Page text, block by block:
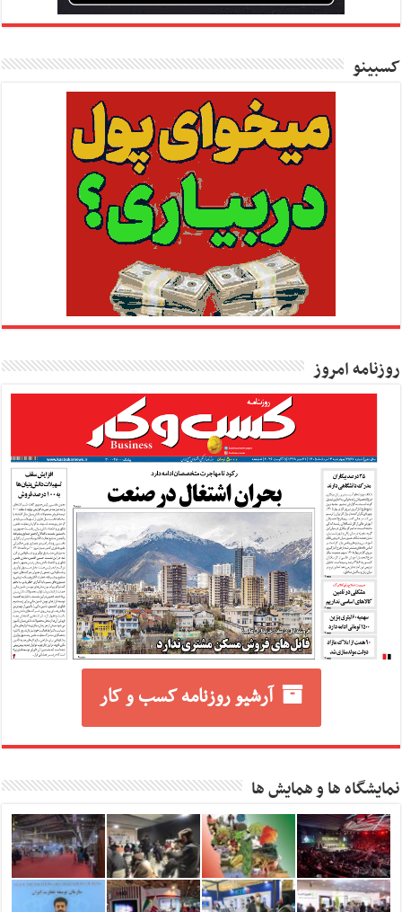
کسبینو
روزنامه امروز
آرشیو روزنامه کسب و کار
نمایشگاه ها و همایش ها